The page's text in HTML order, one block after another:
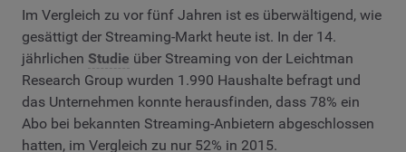
Im Vergleich zu vor fünf Jahren ist es überwältigend, wie
gesättigt der Streaming-Markt heute ist. In der 14.
jährlichen Studie über Streaming von der Leichtman
Research Group wurden 1.990 Haushalte befragt und
das Unternehmen konnte herausfinden, dass 78% ein
Abo bei bekannten Streaming-Anbietern abgeschlossen
hatten, im Vergleich zu nur 52% in 2015.